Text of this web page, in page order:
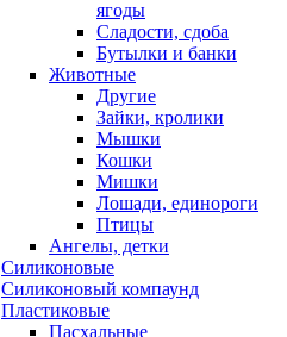
ягоды
Сладости, сдоба
Бутылки и банки
Животные
Другие
Зайки, кролики
Мышки
Кошки
Мишки
Лошади, единороги
Птицы
Ангелы, детки
Силиконовые
Силиконовый компаунд
Пластиковые
Пасхальные